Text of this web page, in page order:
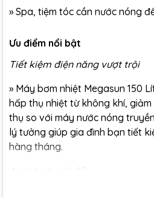
» Spa, tiệm tóc cần nước nóng
Ưu điểm nổi bật
Tiết kiệm điện năng vượt trội
» Máy bơm nhiệt Megasun 150
hấp thụ nhiệt từ không khí, giảm
thụ so với máy nước nóng
lý tưởng giúp gia đình bạn tiết
hàng tháng.